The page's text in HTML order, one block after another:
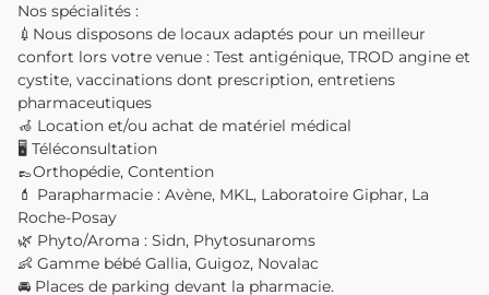
Nos spécialités :
💉Nous disposons de locaux adaptés pour un meilleur
confort lors votre venue : Test antigénique, TROD angine et
cystite, vaccinations dont prescription, entretiens
pharmaceutiques
🦽 Location et/ou achat de matériel médical
🖥️ Téléconsultation
👞Orthopédie, Contention
💄 Parapharmacie : Avène, MKL, Laboratoire Giphar, La
Roche-Posay
🌿 Phyto/Aroma : Sidn, Phytosunaroms
👶 Gamme bébé Gallia, Guigoz, Novalac
🚘 Places de parking devant la pharmacie.